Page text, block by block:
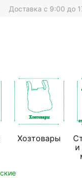
Доставка с 9:00 до
Хозтовары
и